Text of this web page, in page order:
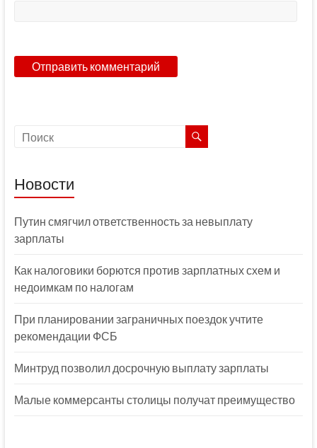
Новости
Путин смягчил ответственность за невыплату
зарплаты
Как налоговики борются против зарплатных схем и
недоимкам по налогам
При планировании заграничных поездок учтите
рекомендации ФСБ
Минтруд позволил досрочную выплату зарплаты
Малые коммерсанты столицы получат преимущество